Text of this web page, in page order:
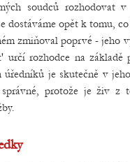
soudců rozhodovat
dostáváme opět k tomu,
zmiňoval poprvé - jeho
určí rozhodce na základě
úředníků je skutečně v
protože je živ z